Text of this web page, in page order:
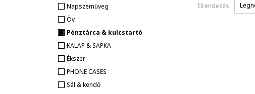
Elrendezés
Napszemüveg
Öv
Pénztárca & kulcstartó
KALAP & SAPKA
Ékszer
PHONE CASES
Sál & kendő